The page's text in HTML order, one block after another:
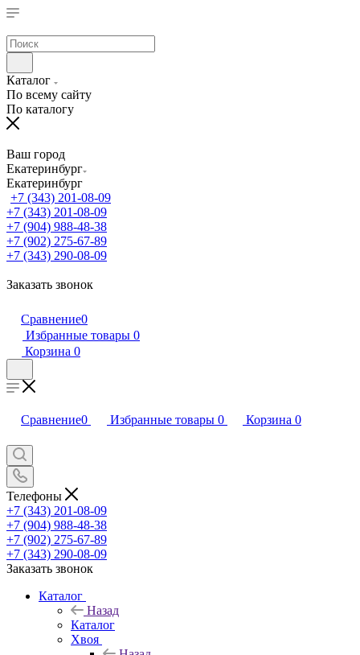
Каталог
По всему сайту
По каталогу
Ваш город
Екатеринбург
Екатеринбург
+7 (343) 201-08-09
+7 (343) 201-08-09
+7 (904) 988-48-38
+7 (902) 275-67-89
+7 (343) 290-08-09
Заказать звонок
Сравнение0
Избранные товары 0
Корзина 0
Сравнение0 Избранные товары 0 Корзина 0
Телефоны
+7 (343) 201-08-09
+7 (904) 988-48-38
+7 (902) 275-67-89
+7 (343) 290-08-09
Заказать звонок
Каталог
Назад
Каталог
Хвоя